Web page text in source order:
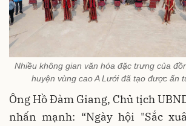
Nhiều không gian văn hóa đặc trưng của
huyện vùng cao A Lưới đã tạo được ấn
Ông Hồ Đàm Giang, Chủ tịch
nhấn mạnh: “Ngày hội "Sắc